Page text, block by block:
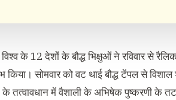
के 12 देशों के बौद्ध भिक्षुओं ने रविवार से
किया। सोमवार को वट थाई बौद्ध टेंपल से विशाल
के तत्वावधान में वैशाली के अभिषेक पुष्करणी के